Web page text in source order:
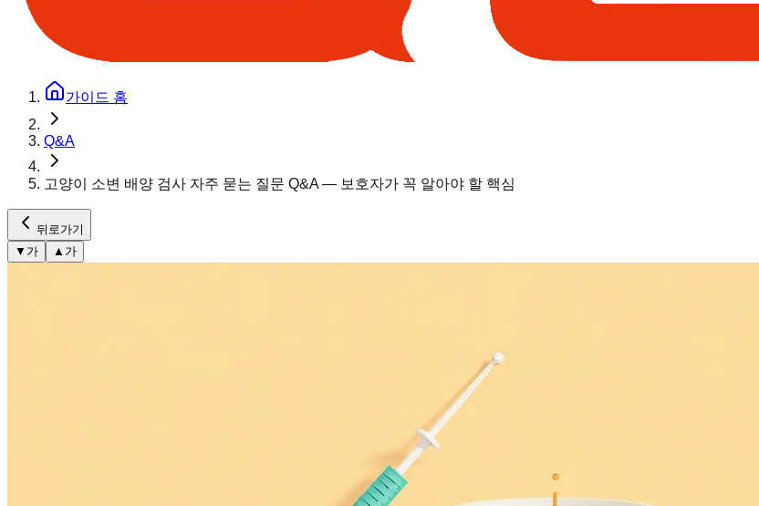
가이드 홈
Q&A
고양이 소변 배양 검사 자주 묻는 질문 Q&A — 보호자가 꼭 알아야 할 핵심
뒤로가기
▼ 가 ▲ 가